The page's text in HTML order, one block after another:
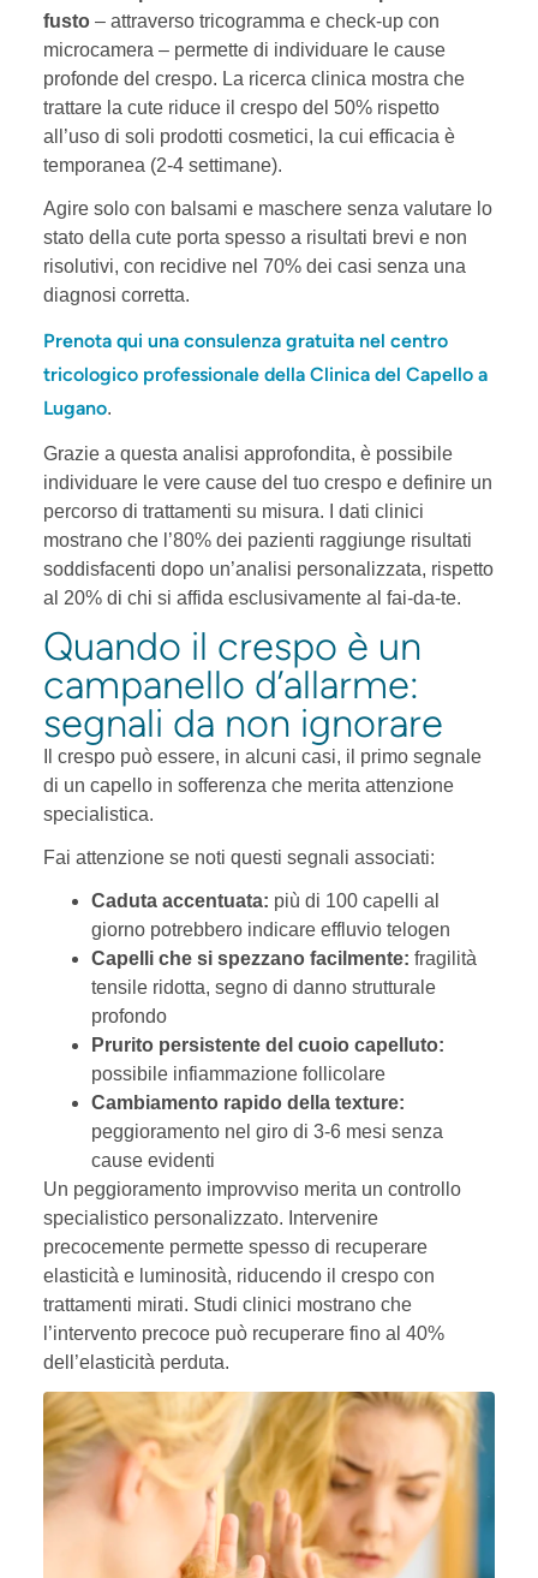
fusto – attraverso tricogramma e check-up con
microcamera – permette di individuare le cause
profonde del crespo. La ricerca clinica mostra che
trattare la cute riduce il crespo del 50% rispetto
all’uso di soli prodotti cosmetici, la cui efficacia è
temporanea (2-4 settimane).
Agire solo con balsami e maschere senza valutare lo
stato della cute porta spesso a risultati brevi e non
risolutivi, con recidive nel 70% dei casi senza una
diagnosi corretta.
Prenota qui una consulenza gratuita nel centro
tricologico professionale della Clinica del Capello a
Lugano.
Grazie a questa analisi approfondita, è possibile
individuare le vere cause del tuo crespo e definire un
percorso di trattamenti su misura. I dati clinici
mostrano che l’80% dei pazienti raggiunge risultati
soddisfacenti dopo un’analisi personalizzata, rispetto
al 20% di chi si affida esclusivamente al fai-da-te.
Quando il crespo è un
campanello d’allarme:
segnali da non ignorare
Il crespo può essere, in alcuni casi, il primo segnale
di un capello in sofferenza che merita attenzione
specialistica.
Fai attenzione se noti questi segnali associati:
Caduta accentuata: più di 100 capelli al
giorno potrebbero indicare effluvio telogen
Capelli che si spezzano facilmente: fragilità
tensile ridotta, segno di danno strutturale
profondo
Prurito persistente del cuoio capelluto:
possibile infiammazione follicolare
Cambiamento rapido della texture:
peggioramento nel giro di 3-6 mesi senza
cause evidenti
Un peggioramento improvviso merita un controllo
specialistico personalizzato. Intervenire
precocemente permette spesso di recuperare
elasticità e luminosità, riducendo il crespo con
trattamenti mirati. Studi clinici mostrano che
l’intervento precoce può recuperare fino al 40%
dell’elasticità perduta.